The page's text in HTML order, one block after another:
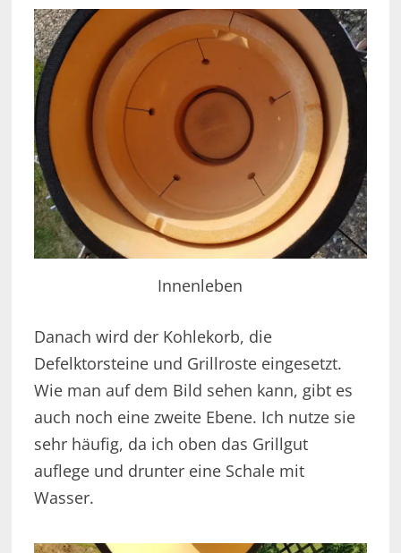
Innenleben
Danach wird der Kohlekorb, die
Defelktorsteine und Grillroste eingesetzt.
Wie man auf dem Bild sehen kann, gibt es
auch noch eine zweite Ebene. Ich nutze sie
sehr häufig, da ich oben das Grillgut
auflege und drunter eine Schale mit
Wasser.